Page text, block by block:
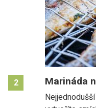
2 Marináda